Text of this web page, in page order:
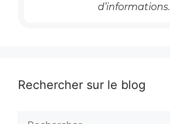
d’informations.
Rechercher sur le blog